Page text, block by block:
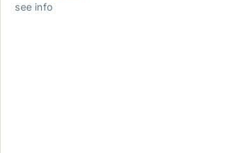
see info